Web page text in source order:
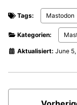
Tags: Mastodon
Kategorien:
Aktualisiert: June